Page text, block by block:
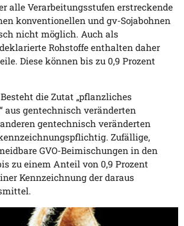
alle Verarbeitungsstufen erstreckende
konventionellen und gv-Sojabohnen
nicht möglich. Auch als
Rohstoffe enthalten daher
Diese können bis zu 0,9 Prozent
Besteht die Zutat „pflanzliches
aus gentechnisch veränderten
gentechnisch veränderten
Zufällige,
GVO-Beimischungen in den
zu einem Anteil von 0,9 Prozent
Kennzeichnung der daraus